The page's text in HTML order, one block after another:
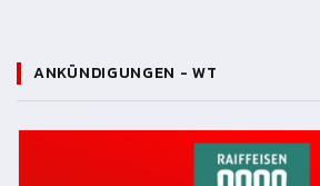
ANKÜNDIGUNGEN - WT